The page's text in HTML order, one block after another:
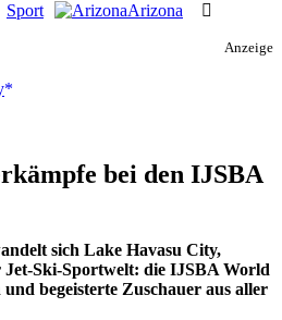
Sport
Arizona
Anzeige
bei den IJSBA
sich Lake Havasu City,
Ski-Sportwelt: die IJSBA World
begeisterte Zuschauer aus aller